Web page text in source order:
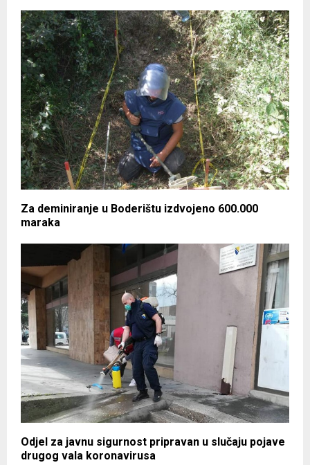
Za deminiranje u Boderištu izdvojeno 600.000
maraka
Odjel za javnu sigurnost pripravan u slučaju pojave
drugog vala koronavirusa